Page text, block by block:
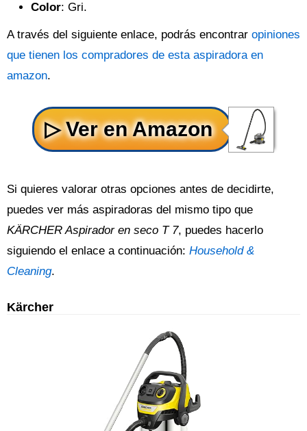
Color: Gri.
A través del siguiente enlace, podrás encontrar opiniones
que tienen los compradores de esta aspiradora en
amazon.
Si quieres valorar otras opciones antes de decidirte,
puedes ver más aspiradoras del mismo tipo que
KÄRCHER Aspirador en seco T 7, puedes hacerlo
siguiendo el enlace a continuación: Household &
Cleaning.
Kärcher